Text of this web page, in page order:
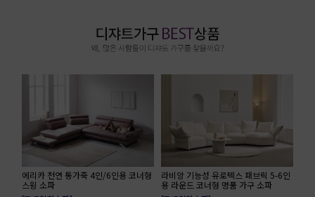
에리카 천연 통가죽 4인/6인용 코너형
스윙 소파
라비앙 기능성 유로텍스 패브릭 5-6인
용 라운드 코너형 명품 가구 소파